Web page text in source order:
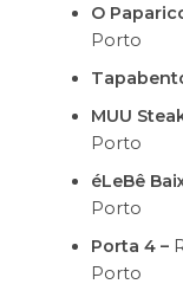
O
Porto
MUU
Porto
éLeBê
Porto
Porta 4 –
Porto